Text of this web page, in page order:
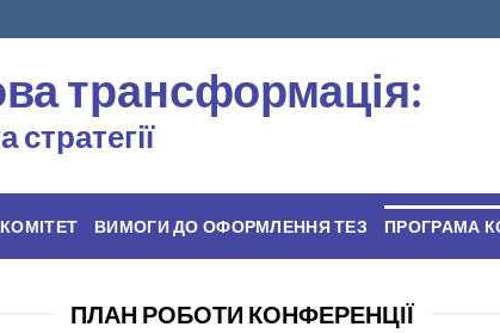
трансформація:
стратегії
ВИМОГИ ДО ОФОРМЛЕННЯ ТЕЗ ПРОГРАМА
ПЛАН РОБОТИ КОНФЕРЕНЦІЇ